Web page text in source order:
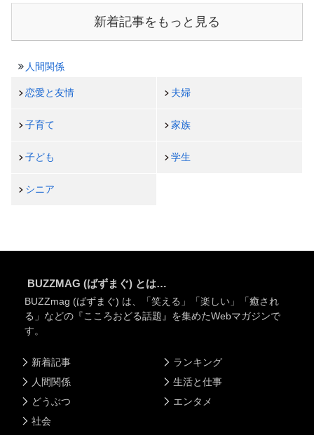
新着記事をもっと見る
人間関係
恋愛と友情 夫婦
子育て 家族
子ども 学生
シニア
BUZZMAG (ばずまぐ) とは…
BUZZmag (ばずまぐ) は、「笑える」「楽しい」「癒され
る」などの『こころおどる話題』を集めたWebマガジンで
す。
新着記事
人間関係
どうぶつ
社会
ランキング
生活と仕事
エンタメ